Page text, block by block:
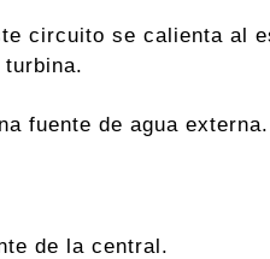
circuito se calienta al
fuente de agua externa.
de la central.